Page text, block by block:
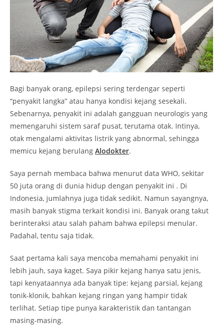
Bagi banyak orang, epilepsi sering terdengar seperti
“penyakit langka” atau hanya kondisi kejang sesekali.
Sebenarnya, penyakit ini adalah gangguan neurologis yang
memengaruhi sistem saraf pusat, terutama otak. Intinya,
otak mengalami aktivitas listrik yang abnormal, sehingga
memicu kejang berulang Alodokter.
Saya pernah membaca bahwa menurut data WHO, sekitar
50 juta orang di dunia hidup dengan penyakit ini . Di
Indonesia, jumlahnya juga tidak sedikit. Namun sayangnya,
masih banyak stigma terkait kondisi ini. Banyak orang takut
berinteraksi atau salah paham bahwa epilepsi menular.
Padahal, tentu saja tidak.
Saat pertama kali saya mencoba memahami penyakit ini
lebih jauh, saya kaget. Saya pikir kejang hanya satu jenis,
tapi kenyataannya ada banyak tipe: kejang parsial, kejang
tonik-klonik, bahkan kejang ringan yang hampir tidak
terlihat. Setiap tipe punya karakteristik dan tantangan
masing-masing.